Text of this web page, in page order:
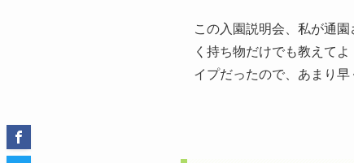
この入園説明会、私が通
く持ち物だけでも教えて
イプだったので、あまり早